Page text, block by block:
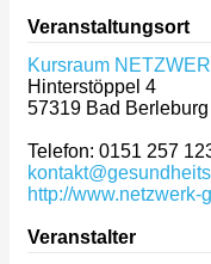
Veranstaltungsort
Kursraum
Hinterstöppel 4
57319 Bad Berleburg
Telefon: 0151 257
http://
Veranstalter